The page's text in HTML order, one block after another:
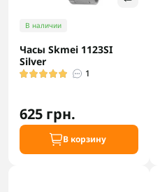
В наличии
Часы Skmei 1123SI
Silver
1
625 грн.
В корзину